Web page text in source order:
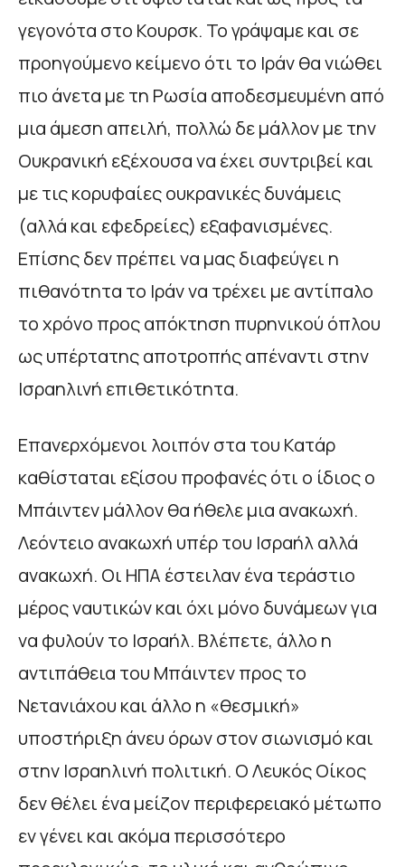
γεγονότα στο Κουρσκ. Το γράψαμε και σε
προηγούμενο κείμενο ότι το Ιράν θα νιώθει
πιο άνετα με τη Ρωσία αποδεσμευμένη από
μια άμεση απειλή, πολλώ δε μάλλον με την
Ουκρανική εξέχουσα να έχει συντριβεί και
με τις κορυφαίες ουκρανικές δυνάμεις
(αλλά και εφεδρείες) εξαφανισμένες.
Επίσης δεν πρέπει να μας διαφεύγει η
πιθανότητα το Ιράν να τρέχει με αντίπαλο
το χρόνο προς απόκτηση πυρηνικού όπλου
ως υπέρτατης αποτροπής απέναντι στην
Ισραηλινή επιθετικότητα.
Επανερχόμενοι λοιπόν στα του Κατάρ
καθίσταται εξίσου προφανές ότι ο ίδιος ο
Μπάιντεν μάλλον θα ήθελε μια ανακωχή.
Λεόντειο ανακωχή υπέρ του Ισραήλ αλλά
ανακωχή. Οι ΗΠΑ έστειλαν ένα τεράστιο
μέρος ναυτικών και όχι μόνο δυνάμεων για
να φυλούν το Ισραήλ. Βλέπετε, άλλο η
αντιπάθεια του Μπάιντεν προς το
Νετανιάχου και άλλο η «θεσμική»
υποστήριξη άνευ όρων στον σιωνισμό και
στην Ισραηλινή πολιτική. Ο Λευκός Οίκος
δεν θέλει ένα μείζον περιφερειακό μέτωπο
εν γένει και ακόμα περισσότερο